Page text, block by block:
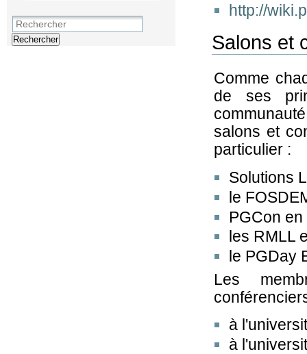
Rechercher
http://
Salons et
Comme
de ses
salons et
particulier :
Solutions
le
PGCon
les RMLL
le PGDay
Les
à
à